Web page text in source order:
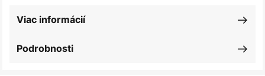
Podrobnosti
Viac informácií